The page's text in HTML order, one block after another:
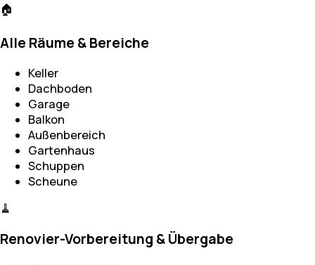
🏠
Alle Räume & Bereiche
Keller
Dachboden
Garage
Balkon
Außenbereich
Gartenhaus
Schuppen
Scheune
🧹
Renovier-Vorbereitung & Übergabe